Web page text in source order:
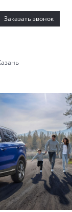
Заказать звонок